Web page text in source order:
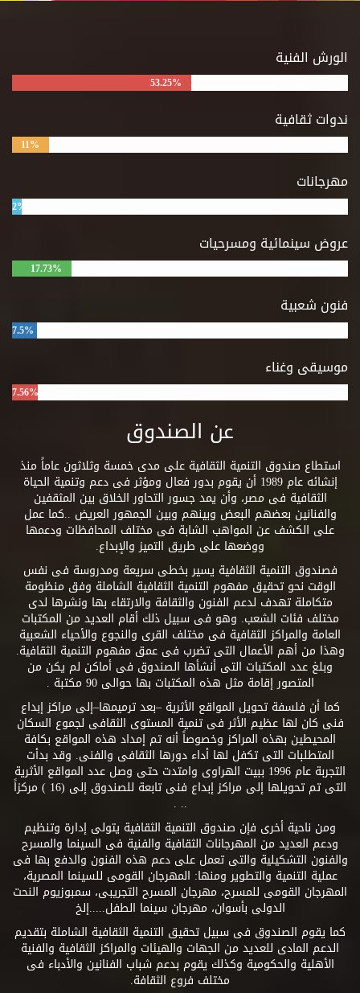
الورش الفنية
53.25%
ندوات ثقافية
11%
مهرجانات
2%
عروض سينمائية ومسرحيات
17.73%
فنون شعبية
7.5%
موسيقى وغناء
7.56%
عن الصندوق
استطاع صندوق التنمية الثقافية على مدى خمسة وثلاثون عاماً منذ
إنشائه عام 1989 أن يقوم بدور فعال ومؤثر فى دعم وتنمية الحياة
الثقافية فى مصر، وأن يمد جسور التحاور الخلاق بين المثقفين
والفنانين بعضهم البعض وبينهم وبين الجمهور العريض ..كما عمل
على الكشف عن المواهب الشابة فى مختلف المحافظات ودعمها
ووضعها على طريق التميز والإبداع.
فصندوق التنمية الثقافية يسير بخطى سريعة ومدروسة فى نفس
الوقت نحو تحقيق مفهوم التنمية الثقافية الشاملة وفق منظومة
متكاملة تهدف لدعم الفنون والثقافة والارتقاء بها ونشرها لدى
مختلف فئات الشعب. وهو فى سبيل ذلك أقام العديد من المكتبات
العامة والمراكز الثقافية فى مختلف القرى والنجوع والأحياء الشعبية
وهذا من أهم الأعمال التى تضرب فى عمق مفهوم التنمية الثقافية.
وبلغ عدد المكتبات التى أنشأها الصندوق فى أماكن لم يكن من
المتصور إقامة مثل هذه المكتبات بها حوالى 90 مكتبة .
كما أن فلسفة تحويل المواقع الأثرية –بعد ترميمها–إلى مراكز إبداع
فنى كان لها عظيم الأثر فى تنمية المستوى الثقافى لجموع السكان
المحيطين بهذه المراكز وخصوصاً أنه تم إمداد هذه المواقع بكافة
المتطلبات التى تكفل لها أداء دورها الثقافى والفنى. وقد بدأت
التجربة عام 1996 ببيت الهراوى وامتدت حتى وصل عدد المواقع الأثرية
التى تم تحويلها إلى مراكز إبداع فنى تابعة للصندوق إلى (16 ) مركزاً
.. .
ومن ناحية أخرى فإن صندوق التنمية الثقافية يتولى إدارة وتنظيم
ودعم العديد من المهرجانات الثقافية والفنية فى السينما والمسرح
والفنون التشكيلية والتى تعمل على دعم هذه الفنون والدفع بها فى
عملية التنمية والتطوير ومنها: المهرجان القومى للسينما المصرية،
المهرجان القومى للمسرح، مهرجان المسرح التجريبى، سمبوزيوم النحت
الدولى بأسوان، مهرجان سينما الطفل.....إلخ
كما يقوم الصندوق فى سبيل تحقيق التنمية الثقافية الشاملة بتقديم
الدعم المادى للعديد من الجهات والهيئات والمراكز الثقافية والفنية
الأهلية والحكومية وكذلك يقوم بدعم شباب الفنانين والأدباء فى
مختلف فروع الثقافة.